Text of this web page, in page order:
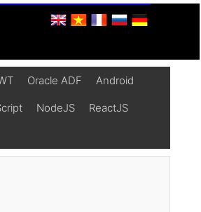
Oracle ADF Android
NodeJS ReactJS